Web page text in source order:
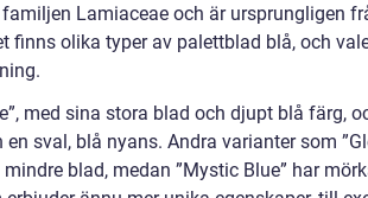
Lamiaceae och är ursprungligen
finns olika typer av palettblad blå, och
med sina stora blad och djupt blå färg,
sval, blå nyans. Andra varianter som
blad, medan ”Mystic Blue” har